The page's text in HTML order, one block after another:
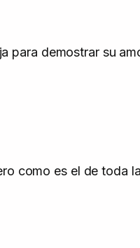
para demostrar su
como es el de toda